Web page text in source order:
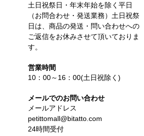
土日祝祭日・年末年始を除く平日
（お問合わせ・発送業務）土日祝祭
日は、商品の発送・問い合わせへの
ご返信をお休みさせて頂いておりま
す。
営業時間
10：00～16：00(土日祝除く)
メールでのお問い合わせ
メールアドレス
petittomall@bitatto.com
24時間受付